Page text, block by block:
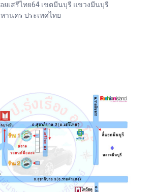
ยเสรีไทย64 เขตมีนบุรี แขวงมีนบุรี
านคร ประเทศไทย